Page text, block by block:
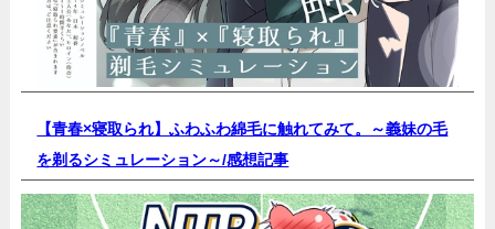
【青春×寝取られ】ふわふわ綿毛に触れてみて。～義妹の毛
を剃るシミュレーション～/感想記事